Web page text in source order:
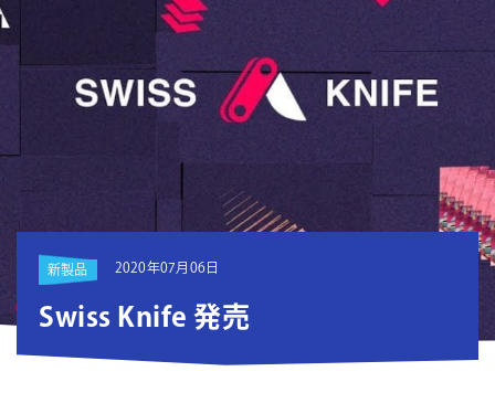
新製品 2020年07月06日
Swiss Knife 発売